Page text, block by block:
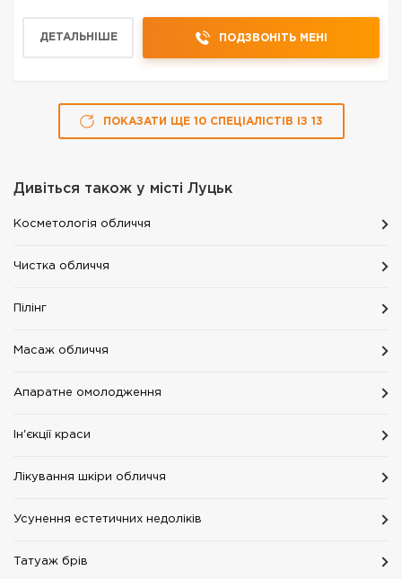
ДЕТАЛЬНІШЕ ПОДЗВОНІТЬ МЕНІ
ПОКАЗАТИ ЩЕ 10 СПЕЦІАЛІСТІВ ІЗ 13
Дивіться також у місті Луцьк
Косметологія обличчя
Чистка обличчя
Пілінг
Масаж обличчя
Апаратне омолодження
Ін'єкції краси
Лікування шкіри обличчя
Усунення естетичних недоліків
Татуаж брів